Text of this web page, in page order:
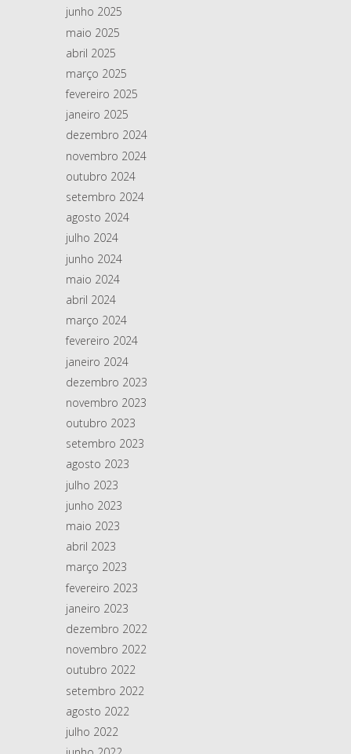
junho 2025
maio 2025
abril 2025
março 2025
fevereiro 2025
janeiro 2025
dezembro 2024
novembro 2024
outubro 2024
setembro 2024
agosto 2024
julho 2024
junho 2024
maio 2024
abril 2024
março 2024
fevereiro 2024
janeiro 2024
dezembro 2023
novembro 2023
outubro 2023
setembro 2023
agosto 2023
julho 2023
junho 2023
maio 2023
abril 2023
março 2023
fevereiro 2023
janeiro 2023
dezembro 2022
novembro 2022
outubro 2022
setembro 2022
agosto 2022
julho 2022